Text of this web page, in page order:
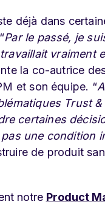
déjà dans
Par le passé, je
vraiment
la co-autrice
et son équipe. “
Trust
certaines
une condition
de produit
notre Product